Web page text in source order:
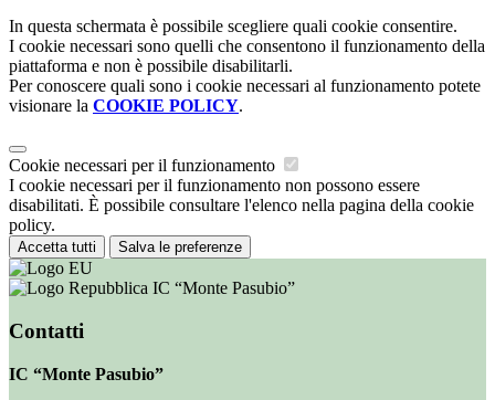
In questa schermata è possibile scegliere quali cookie consentire.
I cookie necessari sono quelli che consentono il funzionamento della
piattaforma e non è possibile disabilitarli.
Per conoscere quali sono i cookie necessari al funzionamento potete
visionare la COOKIE POLICY.
Cookie necessari per il funzionamento
I cookie necessari per il funzionamento non possono essere
disabilitati. È possibile consultare l'elenco nella pagina della cookie
policy.
Accetta tutti Salva le preferenze
IC “Monte Pasubio”
Contatti
IC “Monte Pasubio”